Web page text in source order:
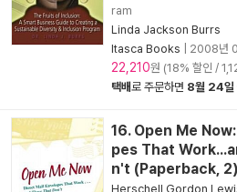
ram
Linda Jackson Burrs
Itasca Books
2008년
22,210원 (18% 할인 /
택배로 주문하면 8월 24일
16. Open Me
pes That
n't (Paperback, 2)
Herschell Gordon